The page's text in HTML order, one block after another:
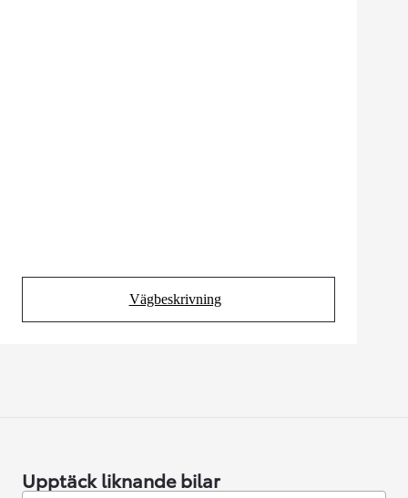
Vägbeskrivning
(Opens in new tab)
Upptäck liknande bilar